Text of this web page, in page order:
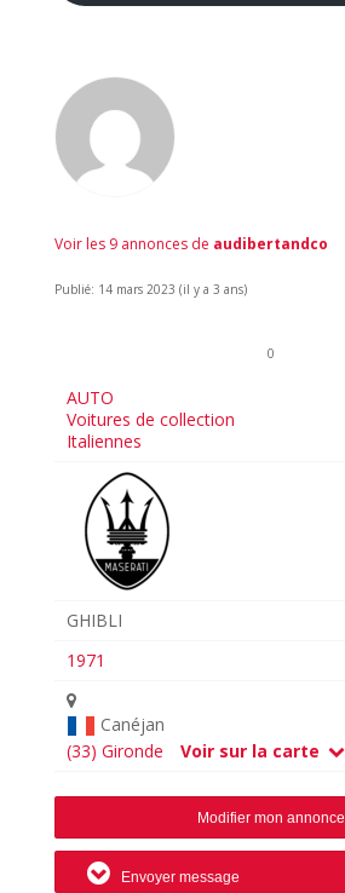
Voir les 9 annonces de audibertandco
Publié: 14 mars 2023 (il y a 3 ans)
0
AUTO
Voitures de collection
Italiennes
GHIBLI
1971
Canéjan
(33) Gironde
Voir sur la carte
Modifier mon annonce
Envoyer message